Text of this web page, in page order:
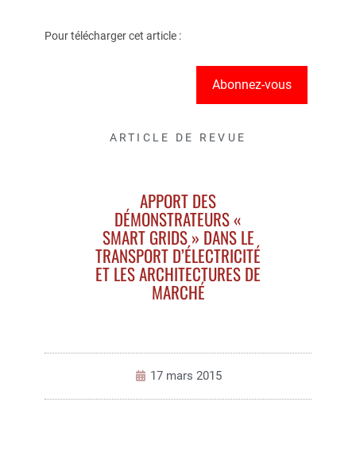
Pour télécharger cet article :
Abonnez-vous
ARTICLE DE REVUE
APPORT DES
DÉMONSTRATEURS «
SMART GRIDS » DANS LE
TRANSPORT D’ÉLECTRICITÉ
ET LES ARCHITECTURES DE
MARCHÉ
17 mars 2015